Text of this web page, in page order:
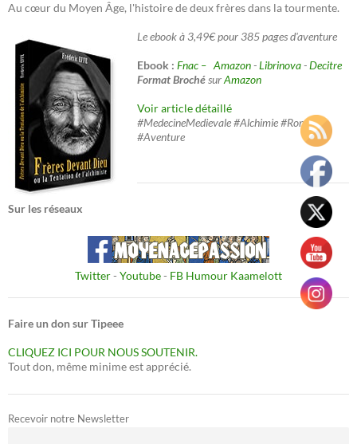
Au cœur du Moyen Âge, l'histoire de deux frères dans la tourmente.
Le ebook à 3,49€ pour 385 pages d'aventure
Ebook : Fnac – Amazon-Librinova-Decitre
Format BrochésurAmazon
Voir article détaillé
#MedecineMedievale #Alchimie #Roman
#Aventure
Sur les réseaux
Twitter- Youtube- FB Humour Kaamelott
Faire un don sur Tipeee
CLIQUEZ ICI POUR NOUS SOUTENIR.
Tout don, même minime est apprécié.
Recevoir notre Newsletter